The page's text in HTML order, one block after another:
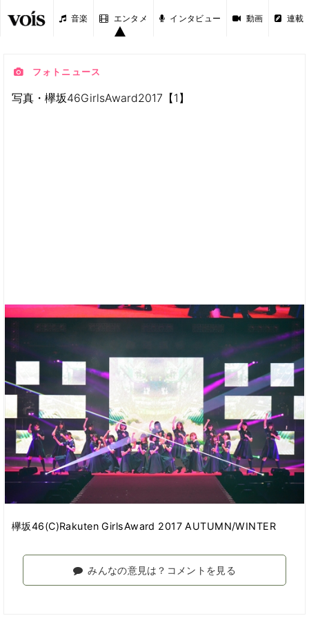
音楽 エンタメ インタビュー 動画 連載
フォトニュース
写真・欅坂46GirlsAward2017【1】
欅坂46(C)Rakuten GirlsAward 2017 AUTUMN/WINTER
みんなの意見は？コメントを見る